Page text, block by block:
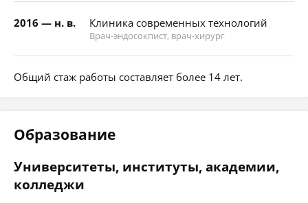
2016 — н. в. Клиника современных технологий
Врач-эндосокпист, врач-хирург
Общий стаж работы составляет более 14 лет.
Образование
Университеты, институты, академии,
колледжи